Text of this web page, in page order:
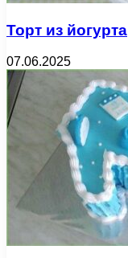
Торт из йогурта
07.06.2025